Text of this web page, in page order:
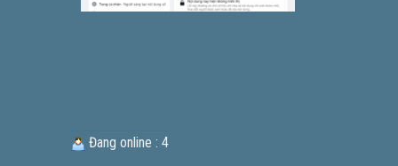
Đang online : 4